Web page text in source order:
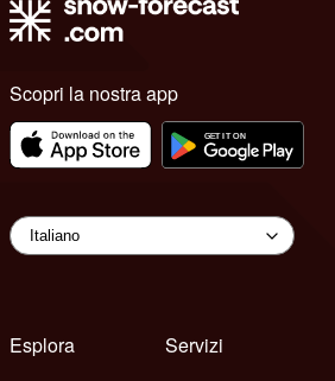
Scopri la nostra app
Esplora
Servizi